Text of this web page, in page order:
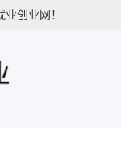
创业网！